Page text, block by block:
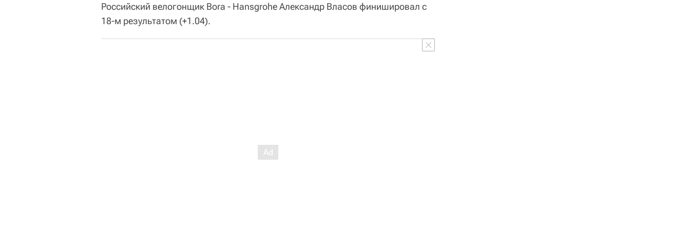
Российский велогонщик Bora - Hansgrohe Александр Власов финишировал с
18-м результатом (+1.04).